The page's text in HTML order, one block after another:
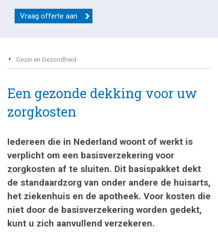
Vraag offerte aan
Gezin en Gezondheid
Een gezonde dekking voor uw
zorgkosten
Iedereen die in Nederland woont of werkt is
verplicht om een basisverzekering voor
zorgkosten af te sluiten. Dit basispakket dekt
de standaardzorg van onder andere de huisarts,
het ziekenhuis en de apotheek. Voor kosten die
niet door de basisverzekering worden gedekt,
kunt u zich aanvullend verzekeren.